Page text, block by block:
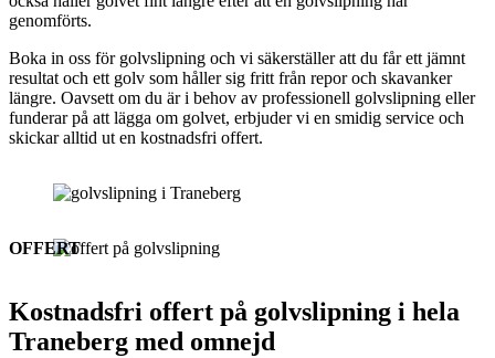
genomförts.
Boka in oss för golvslipning och vi säkerställer att du får ett jämnt
resultat och ett golv som håller sig fritt från repor och skavanker
längre. Oavsett om du är i behov av professionell golvslipning eller
funderar på att lägga om golvet, erbjuder vi en smidig service och
skickar alltid ut en kostnadsfri offert.
Kostnadsfri offert på golvslipning i hela
Traneberg med omnejd
OFFERT